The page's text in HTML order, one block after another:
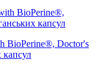
BioPerine®, Doctor's
капсул